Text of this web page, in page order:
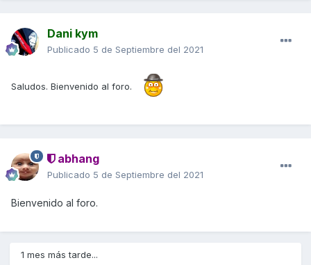
Dani kym
Publicado 5 de Septiembre del 2021
Saludos. Bienvenido al foro.
abhang
Publicado 5 de Septiembre del 2021
Bienvenido al foro.
1 mes más tarde...